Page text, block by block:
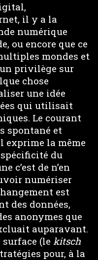
il y a la
numérique
ou encore que ce
mondes et
privilège sur
chose
une idée
qui utilisait
Le courant
spontané et
exprime la même
du
c’est de n’en
numériser
est
des données,
anonymes que
auparavant.
surface (le kitsch
pour, à la